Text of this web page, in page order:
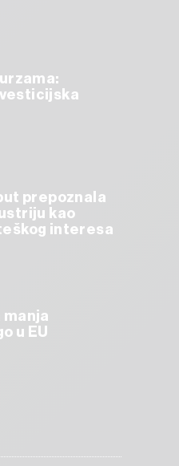
prepoznala
kao
interesa
manja
u EU